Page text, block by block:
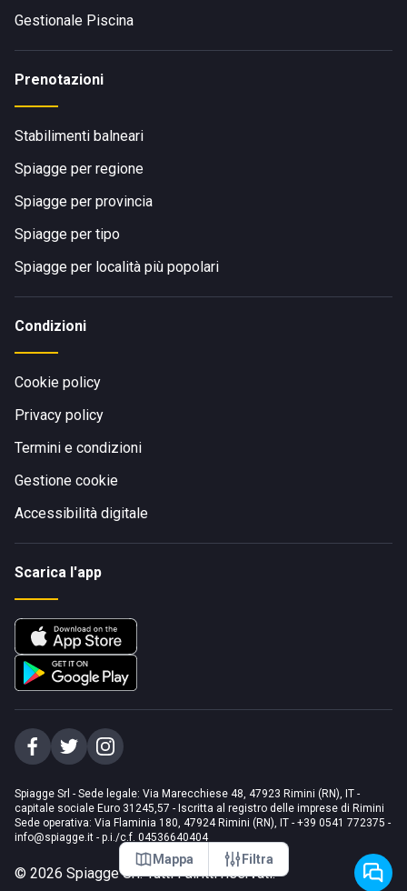
Mappa Filtra
Gestionale Piscina
Prenotazioni
Stabilimenti balneari
Spiagge per regione
Spiagge per provincia
Spiagge per tipo
Spiagge per località più popolari
Condizioni
Cookie policy
Privacy policy
Termini e condizioni
Gestione cookie
Accessibilità digitale
Scarica l'app
Spiagge Srl - Sede legale: Via Marecchiese 48, 47923 Rimini (RN), IT -
capitale sociale Euro 31245,57 - Iscritta al registro delle imprese di Rimini
Sede operativa: Via Flaminia 180, 47924 Rimini (RN), IT - +39 0541 772375 -
info@spiagge.it - p.i./c.f. 04536640404
© 2026 Spiagge Srl. Tutti i diritti riservati.